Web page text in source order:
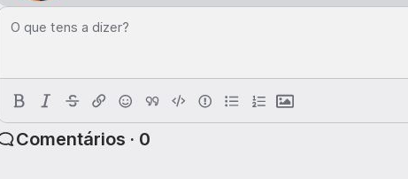
O que tens a dizer?
Comentários · 0